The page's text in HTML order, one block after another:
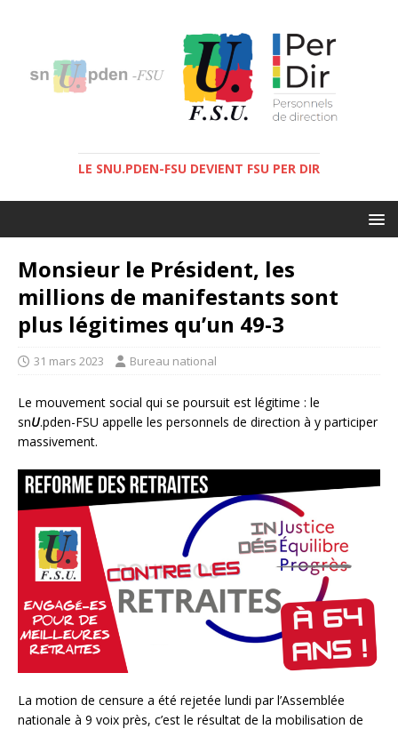
LE SNU.PDEN-FSU DEVIENT FSU PER DIR
Monsieur le Président, les
millions de manifestants sont
plus légitimes qu’un 49-3
31 mars 2023 Bureau national
Le mouvement social qui se poursuit est légitime : le
snU.pden-FSU appelle les personnels de direction à y participer
massivement.
La motion de censure a été rejetée lundi par l’Assemblée
nationale à 9 voix près, c’est le résultat de la mobilisation de